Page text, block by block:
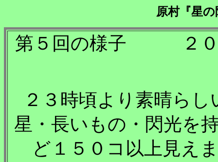
原村『星
第５回の様子 ２０
２３時頃より素晴ら
星・長いもの・閃光を
ど１５０コ以上見え